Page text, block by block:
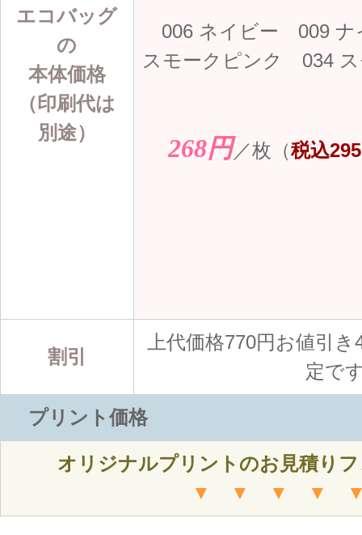
エコバッグ
の
本体価格
（印刷代は
別途）
006 ネイビー 009 ナ
スモークピンク 034
268円／枚（税込
割引
上代価格770円お値引
定で
プリント価格
オリジナルプリントのお見積り
▼ ▼ ▼ ▼